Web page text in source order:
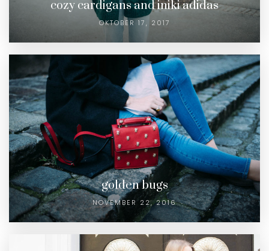
cozy cardigans and iniki adidas
OKTOBER 17, 2017
golden bugs
NOVEMBER 22, 2016